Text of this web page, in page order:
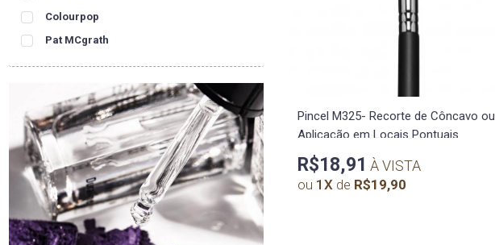
Colourpop
Pat MCgrath
Pincel M325- Recorte de Côncavo ou
Aplicação em Locais Pontuais
R$18,91 À VISTA
ou 1 Xde R$19,90